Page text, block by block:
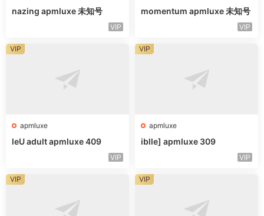
nazing apmluxe 未知号
VIP
momentum apmluxe 未知号
VIP
apmluxe
leU adult apmluxe 409
VIP
VIP
apmluxe
iblle] apmluxe 309
VIP
VIP
VIP VIP